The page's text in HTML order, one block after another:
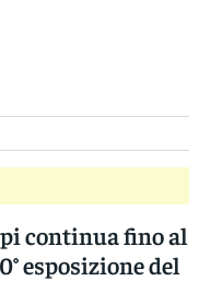
continua fino al
esposizione del